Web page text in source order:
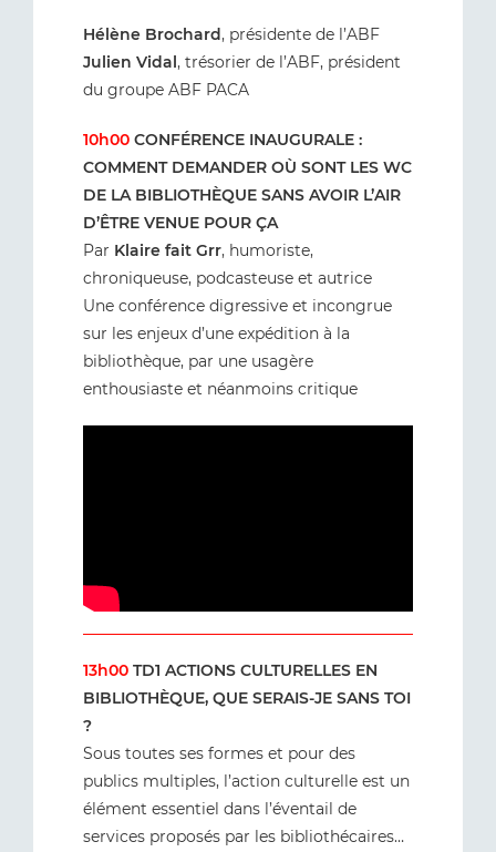
Hélène Brochard, présidente de l’ABF
Julien Vidal, trésorier de l’ABF, président
du groupe ABF PACA
10h00 CONFÉRENCE INAUGURALE :
COMMENT DEMANDER OÙ SONT LES WC
DE LA BIBLIOTHÈQUE SANS AVOIR L’AIR
D’ÊTRE VENUE POUR ÇA
Par Klaire fait Grr, humoriste,
chroniqueuse, podcasteuse et autrice
Une conférence digressive et incongrue
sur les enjeux d’une expédition à la
bibliothèque, par une usagère
enthousiaste et néanmoins critique
13h00 TD1 ACTIONS CULTURELLES EN
BIBLIOTHÈQUE, QUE SERAIS-JE SANS TOI
?
Sous toutes ses formes et pour des
publics multiples, l’action culturelle est un
élément essentiel dans l’éventail de
services proposés par les bibliothécaires…